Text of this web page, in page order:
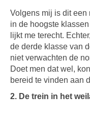
Volgens mij is dit een
in de hoogste
lijkt me terecht.
de derde klasse van
niet verwachten de
Doet men dat wel,
bereid te vinden aan
2. De trein in het